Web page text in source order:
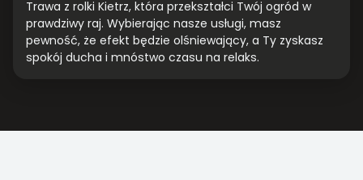
Trawa z rolki Kietrz, która przekształci Twój ogród w
prawdziwy raj. Wybierając nasze usługi, masz
pewność, że efekt będzie olśniewający, a Ty zyskasz
spokój ducha i mnóstwo czasu na relaks.